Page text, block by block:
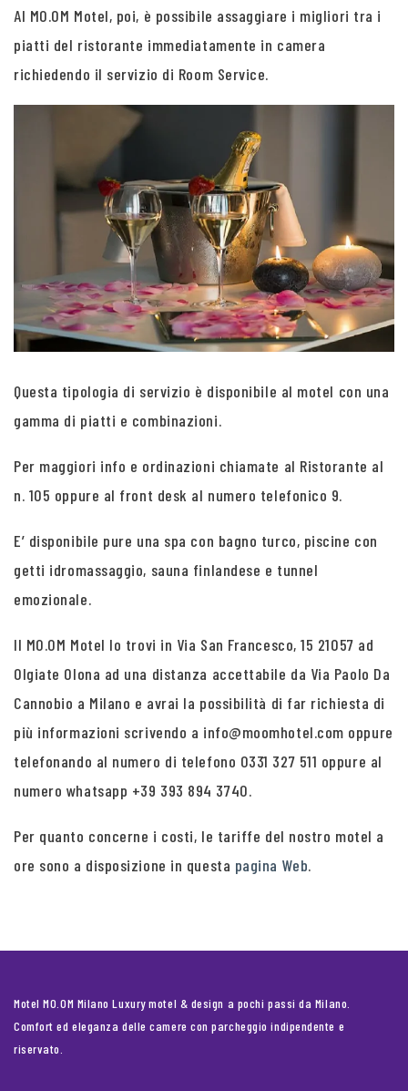
Al MO.OM Motel, poi, è possibile assaggiare i migliori tra i
piatti del ristorante immediatamente in camera
richiedendo il servizio di Room Service.
Questa tipologia di servizio è disponibile al motel con una
gamma di piatti e combinazioni.
Per maggiori info e ordinazioni chiamate al Ristorante al
n. 105 oppure al front desk al numero telefonico 9.
E’ disponibile pure una spa con bagno turco, piscine con
getti idromassaggio, sauna finlandese e tunnel
emozionale.
Il MO.OM Motel lo trovi in Via San Francesco, 15 21057 ad
Olgiate Olona ad una distanza accettabile da Via Paolo Da
Cannobio a Milano e avrai la possibilità di far richiesta di
più informazioni scrivendo a info@moomhotel.com oppure
telefonando al numero di telefono 0331 327 511 oppure al
numero whatsapp +39 393 894 3740.
Per quanto concerne i costi, le tariffe del nostro motel a
ore sono a disposizione in questa pagina Web.
Motel MO.OM Milano Luxury motel & design a pochi passi da Milano.
Comfort ed eleganza delle camere con parcheggio indipendente e
riservato.